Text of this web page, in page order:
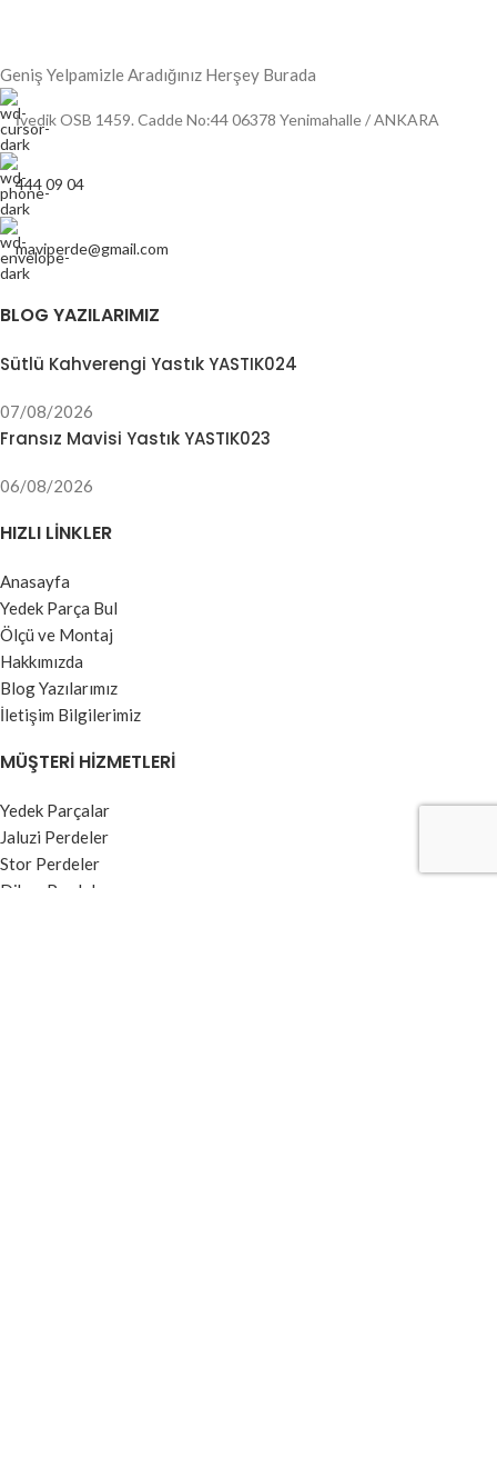
Geniş Yelpamizle Aradığınız Herşey Burada
İvedik OSB 1459. Cadde No:44 06378 Yenimahalle / ANKARA
444 09 04
maviperde@gmail.com
BLOG YAZILARIMIZ
Sütlü Kahverengi Yastık YASTIK024
07/08/2026
Fransız Mavisi Yastık YASTIK023
06/08/2026
HIZLI LINKLER
Anasayfa
Yedek Parça Bul
Ölçü ve Montaj
Hakkımızda
Blog Yazılarımız
İletişim Bilgilerimiz
MÜŞTERI HIZMETLERI
Yedek Parçalar
Jaluzi Perdeler
Stor Perdeler
Dikey Perdeler